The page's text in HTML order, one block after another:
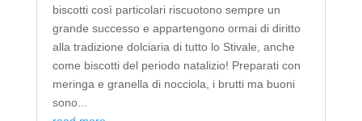
biscotti così particolari riscuotono sempre un
grande successo e appartengono ormai di diritto
alla tradizione dolciaria di tutto lo Stivale, anche
come biscotti del periodo natalizio! Preparati con
meringa e granella di nocciola, i brutti ma buoni
sono...